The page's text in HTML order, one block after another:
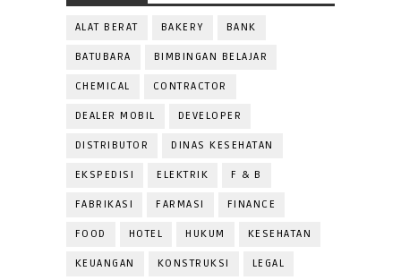
ALAT BERAT BAKERY BANK
BATUBARA BIMBINGAN BELAJAR
CHEMICAL CONTRACTOR
DEALER MOBIL DEVELOPER
DISTRIBUTOR DINAS KESEHATAN
EKSPEDISI ELEKTRIK F & B
FABRIKASI FARMASI FINANCE
FOOD HOTEL HUKUM KESEHATAN
KEUANGAN KONSTRUKSI LEGAL